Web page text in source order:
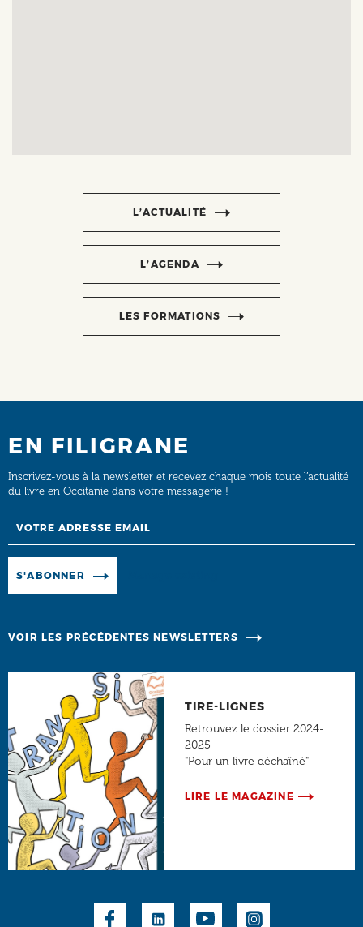
L’ACTUALITÉ
L’AGENDA
LES FORMATIONS
EN FILIGRANE
Inscrivez-vous à la newsletter et recevez chaque mois toute l’actualité
du livre en Occitanie dans votre messagerie !
S'ABONNER
VOIR LES PRÉCÉDENTES NEWSLETTERS
TIRE-LIGNES
Retrouvez le dossier 2024-
2025
"Pour un livre déchaîné"
LIRE LE MAGAZINE